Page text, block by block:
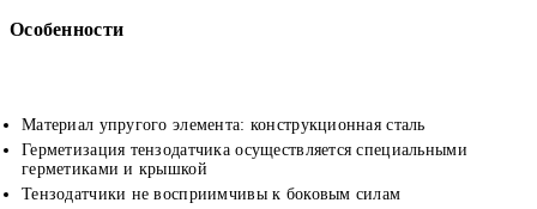
Особенности
Материал упругого элемента: конструкционная сталь
Герметизация тензодатчика осуществляется специальными
герметиками и крышкой
Тензодатчики не восприимчивы к боковым силам